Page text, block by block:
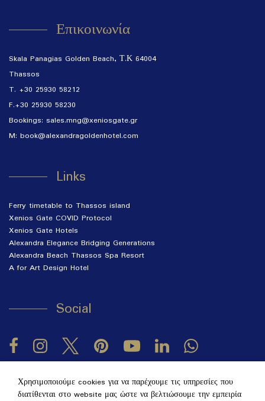
Επικοινωνία
Skala Panagias Golden Beach, Τ.Κ 64004
Thassos
T. +30 25930 58212
F.+30 25930 58230
Bookings: sales.mng@xeniosgate.gr
M: book@alexandragoldenhotel.com
Links
Ferry timetable to Thassos island
Xenios Gate COVID Protocol
Xenios Gate Hotels
Alexandra Elegance Bridging Generations
Alexandra Beach Thassos Spa Resort
A for Art Design Hotel
Social
FacebookInstagramTwitter PinterestYouTube LinkedIn
2026 @ Alexandra Golden Thassos Boutique Hotel.ΓΕΜΗ:
Χρησιμοποιούμε cookies για να παρέχουμε τις υπηρεσίες που
διατίθενται στο website μας ώστε να βελτιώσουμε την εμπειρία